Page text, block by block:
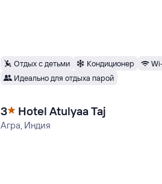
Отдых с детьми Кондиционер
Идеально для отдыха парой
3 Hotel Atulyaa Taj
Агра, Индия